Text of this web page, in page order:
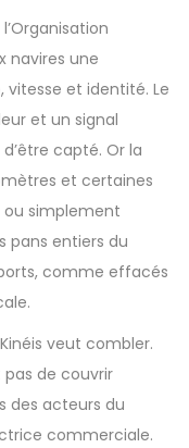
navires une
vitesse et identité. Le
et un signal
capté. Or la
et certaines
ou simplement
pans entiers du
comme effacés
veut combler.
pas de couvrir
des acteurs du
commerciale.